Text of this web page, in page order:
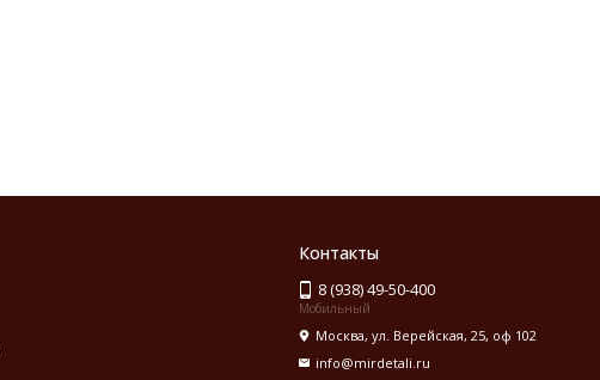
Контакты
8 (938) 49-50-400
Мобильный
Москва, ул. Верейская, 25, оф 102
info@mirdetali.ru